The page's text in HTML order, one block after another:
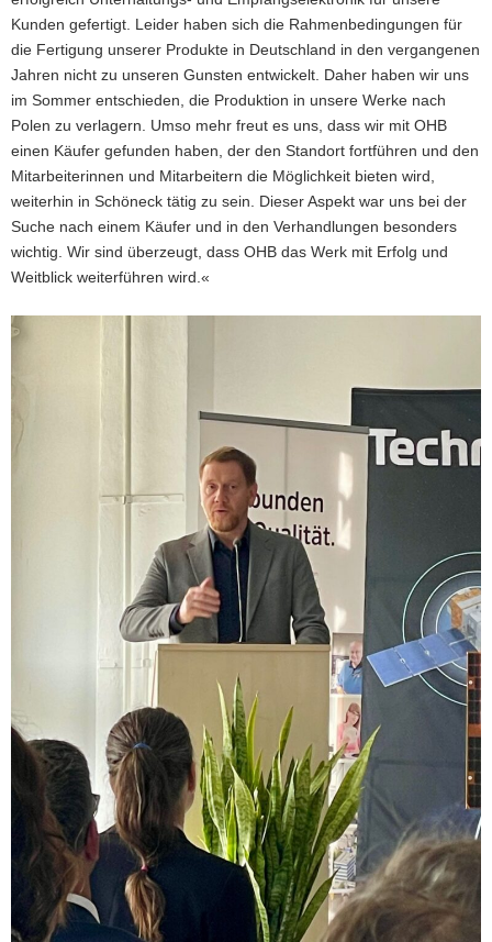
Kunden gefertigt. Leider haben sich die Rahmenbedingungen für
die Fertigung unserer Produkte in Deutschland in den vergangenen
Jahren nicht zu unseren Gunsten entwickelt. Daher haben wir uns
im Sommer entschieden, die Produktion in unsere Werke nach
Polen zu verlagern. Umso mehr freut es uns, dass wir mit OHB
einen Käufer gefunden haben, der den Standort fortführen und den
Mitarbeiterinnen und Mitarbeitern die Möglichkeit bieten wird,
weiterhin in Schöneck tätig zu sein. Dieser Aspekt war uns bei der
Suche nach einem Käufer und in den Verhandlungen besonders
wichtig. Wir sind überzeugt, dass OHB das Werk mit Erfolg und
Weitblick weiterführen wird.«